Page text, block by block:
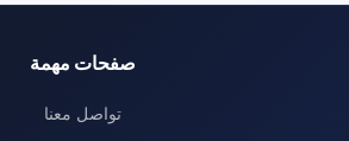
صفحات مهمة
تواصل معنا